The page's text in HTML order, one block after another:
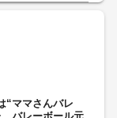
“ママさんバレ